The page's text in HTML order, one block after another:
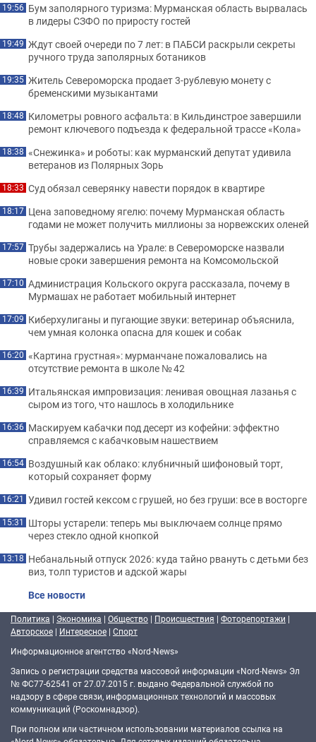
19:56 Бум заполярного туризма: Мурманская область вырвалась
в лидеры СЗФО по приросту гостей
19:49 Ждут своей очереди по 7 лет: в ПАБСИ раскрыли секреты
ручного труда заполярных ботаников
19:35 Житель Североморска продает 3-рублевую монету с
бременскими музыкантами
18:48 Километры ровного асфальта: в Кильдинстрое завершили
ремонт ключевого подъезда к федеральной трассе «Кола»
18:38 «Снежинка» и роботы: как мурманский депутат удивила
ветеранов из Полярных Зорь
18:33 Суд обязал северянку навести порядок в квартире
18:17 Цена заповедному ягелю: почему Мурманская область
годами не может получить миллионы за норвежских оленей
17:57 Трубы задержались на Урале: в Североморске назвали
новые сроки завершения ремонта на Комсомольской
17:10 Администрация Кольского округа рассказала, почему в
Мурмашах не работает мобильный интернет
17:09 Киберхулиганы и пугающие звуки: ветеринар объяснила,
чем умная колонка опасна для кошек и собак
16:20 «Картина грустная»: мурманчане пожаловались на
отсутствие ремонта в школе № 42
16:39 Итальянская импровизация: ленивая овощная лазанья с
сыром из того, что нашлось в холодильнике
16:36 Маскируем кабачки под десерт из кофейни: эффектно
справляемся с кабачковым нашествием
16:54 Воздушный как облако: клубничный шифоновый торт,
который сохраняет форму
16:21 Удивил гостей кексом с грушей, но без груши: все в восторге
15:31 Шторы устарели: теперь мы выключаем солнце прямо
через стекло одной кнопкой
13:18 Небанальный отпуск 2026: куда тайно рвануть с детьми без
виз, толп туристов и адской жары
Все новости
Политика | Экономика | Общество | Происшествия | Фоторепортажи |
Авторское | Интересное | Спорт
Информационное агентство «Nord-News»
Запись о регистрации средства массовой информации «Nord-News» Эл
№ ФС77-62541 от 27.07.2015 г. выдано Федеральной службой по
надзору в сфере связи, информационных технологий и массовых
коммуникаций (Роскомнадзор).
При полном или частичном использовании материалов ссылка на